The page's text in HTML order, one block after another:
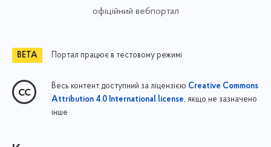
офіційний вебпортал
Портал працює в тестовому режимі
Весь контент доступний за ліцензією Creative Commons
Attribution 4.0 International license, якщо не зазначено
інше